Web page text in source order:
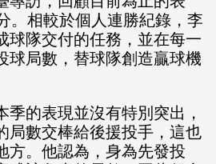
。相較於個人連勝紀錄，李
球隊交付的任務，並在每一
球局數，替球隊創造贏球機
季的表現並沒有特別突出，
局數交棒給後援投手，這也
方。他認為，身為先發投